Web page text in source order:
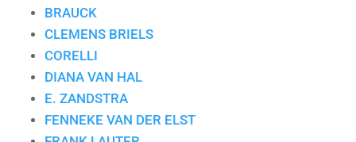
BRAUCK
CLEMENS BRIELS
CORELLI
DIANA VAN HAL
E. ZANDSTRA
FENNEKE VAN DER ELST